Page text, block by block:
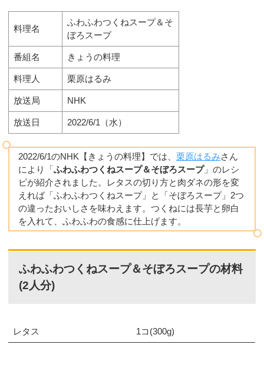
料理名
ふわふわつくねスープ＆そ
ぼろスープ
番組名 きょうの料理
料理人 栗原はるみ
放送局 NHK
放送日 2022/6/1（水）
2022/6/1のNHK【きょうの料理】では、栗原はるみさん
により「ふわふわつくねスープ＆そぼろスープ」のレシ
ピが紹介されました。レタスの切り方と肉ダネの形を変
えれば「ふわふわつくねスープ」と「そぼろスープ」2つ
の違ったおいしさを味わえます。つくねには長芋と卵白
を入れて、ふわふわの食感に仕上げます。
ふわふわつくねスープ＆そぼろスープの材料
(2人分)
レタス 1コ(300g)